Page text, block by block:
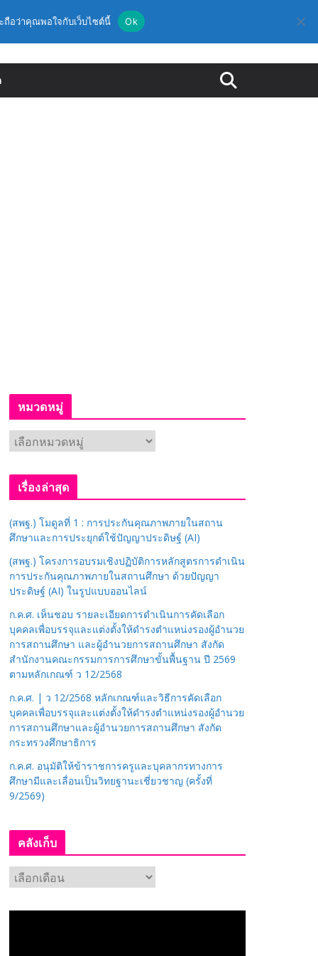
หมวดหมู่
ม
ว
มู่
เรื่องล่าสุด
(สพฐ.) โมดูลที่ 1 : การประกันคุณภาพภายในสถาน
ศึกษาและการประยุกต์ใช้ปัญญาประดิษฐ์ (AI)
(สพฐ.) โครงการอบรมเชิงปฏิบัติการหลักสูตรการดำเนิน
การประกันคุณภาพภายในสถานศึกษา ด้วยปัญญา
ประดิษฐ์ (AI) ในรูปแบบออนไลน์
ก.ค.ศ. เห็นชอบ รายละเอียดการดำเนินการคัดเลือก
บุคคลเพื่อบรรจุและแต่งตั้งให้ดำรงตำแหน่งรองผู้อำนวย
การสถานศึกษา และผู้อำนวยการสถานศึกษา สังกัด
สำนักงานคณะกรรมการการศึกษาขั้นพื้นฐาน ปี 2569
ตามหลักเกณฑ์ ว 12/2568
ก.ค.ศ. | ว 12/2568 หลักเกณฑ์และวิธีการคัดเลือก
บุคคลเพื่อบรรจุและแต่งตั้งให้ดำรงตำแหน่งรองผู้อำนวย
การสถานศึกษาและผู้อำนวยการสถานศึกษา สังกัด
กระทรวงศึกษาธิการ
ก.ค.ศ. อนุมัติให้ข้าราชการครูและบุคลากรทางการ
ศึกษามีและเลื่อนเป็นวิทยฐานะเชี่ยวชาญ (ครั้งที่
9/2569)
คลังเก็บ
ลั
ง
ถือว่าคุณพอใจกับเว็บไซต์นี้ Ok